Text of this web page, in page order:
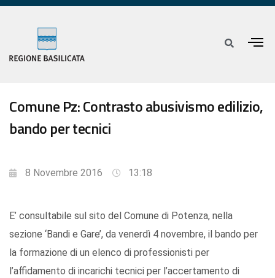
Comune Pz: Contrasto abusivismo edilizio,
bando per tecnici
8 Novembre 2016 13:18
E’ consultabile sul sito del Comune di Potenza, nella
sezione ‘Bandi e Gare’, da venerdì 4 novembre, il bando per
la formazione di un elenco di professionisti per
l’affidamento di incarichi tecnici per l’accertamento di